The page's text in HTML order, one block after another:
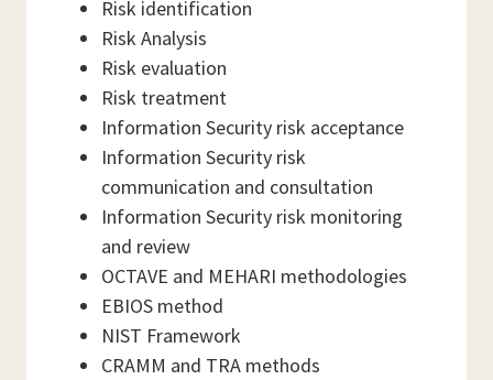
Risk identification
Risk Analysis
Risk evaluation
Risk treatment
Information Security risk acceptance
Information Security risk
communication and consultation
Information Security risk monitoring
and review
OCTAVE and MEHARI methodologies
EBIOS method
NIST Framework
CRAMM and TRA methods